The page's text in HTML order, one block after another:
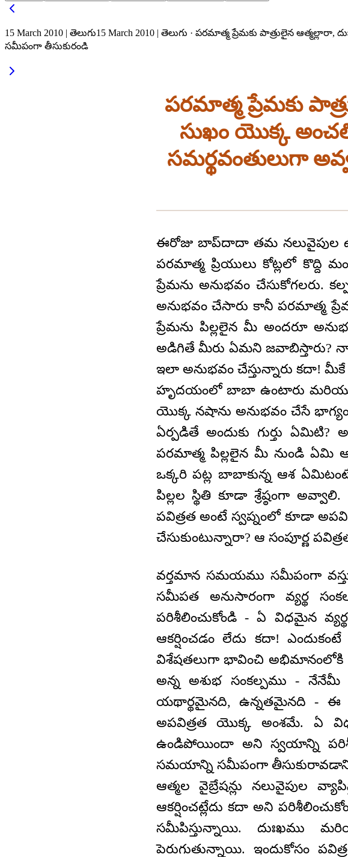
15 March 2010 | తెలుగు15 March 2010 | తెలుగు · పరమాత్మ ప్రేమకు పాత్రులైన
సమీపంగా తీసుకురండి
పరమాత్మ ప్రేమకు
సుఖం యొక్క
సమర్థవంతులుగా
ఈరోజు బాప్‌దాదా తమ నలువైపుల
పరమాత్మ ప్రియులు కోట్లలో కొద్ది
ప్రేమను అనుభవం చేసుకోగలరు.
అనుభవం చేసారు కానీ పరమాత్మ
ప్రేమను పిల్లలైన మీ అందరూ
అడిగితే మీరు ఏమని జవాబిస్తారు?
ఇలా అనుభవం చేస్తున్నారు కదా!
హృదయంలో బాబా ఉంటారు
యొక్క నషాను అనుభవం చేసే
ఏర్పడితే అందుకు గుర్తు
పరమాత్మ పిల్లలైన మీ నుండి ఏమి
ఒక్కరి పట్ల బాబాకున్న ఆశ
పిల్లల స్థితి కూడా శ్రేష్ఠంగా అవ్వాలి.
పవిత్రత అంటే స్వప్నంలో కూడా
చేసుకుంటున్నారా? ఆ సంపూర్ణ
వర్తమాన సమయము సమీపంగా
సమీపత అనుసారంగా వ్యర్థ
పరిశీలించుకోండి - ఏ విధమైన
ఆకర్షించడం లేదు కదా!
విశేషతలుగా భావించి అభిమానంలోకి
అన్న అశుభ సంకల్పము -
యథార్థమైనది, ఉన్నతమైనది - ఈ
అపవిత్రత యొక్క అంశమే. ఏ
ఉండిపోయిందా అని స్వయాన్ని
సమయాన్ని సమీపంగా తీసుకురావడానికి
ఆత్మల వైబ్రేషన్లు నలువైపుల
ఆకర్షించట్లేదు కదా అని
సమీపిస్తున్నాయి. దుఃఖము
పెరుగుతున్నాయి. ఇందుకోసం